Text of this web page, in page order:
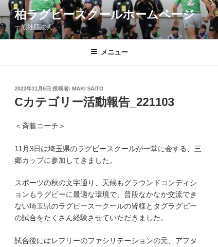
ン
テ
ン
柏ラグビースクールホームページ
一般社団法人
メニュー
投
稿
日:
2022年11月6日 投稿者: MAKI SAITO
Cカテゴリー活動報告_221103
＜斉藤コーチ＞
11月3日は埼玉県のラグビースクールが一堂に会する、三
郷カップに参加してきました。
スポーツの秋の文字通り、天候もグラウンドコンディシ
ョンもラグビーに最適な環境で、普段なかなか交流でき
ない埼玉県のラグビースークールの皆様とタグラグビー
の試合をたくさん経験させていただきました。
試合後にはレフリーのファシリテーションの元、アフタ